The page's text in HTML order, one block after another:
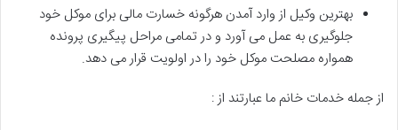
بهترین وکیل از وارد آمدن هرگونه خسارت مالی برای موکل خود
جلوگیری به عمل می آورد و در تمامی مراحل پیگیری پرونده
همواره مصلحت موکل خود را در اولویت قرار می دهد.
از جمله خدمات خانم ما عبارتند از :